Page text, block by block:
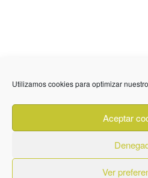
Utilizamos cookies para optimizar
Aceptar
Ver
636 01 61 85
info @
Privacidad Aviso
Quiénes Somos